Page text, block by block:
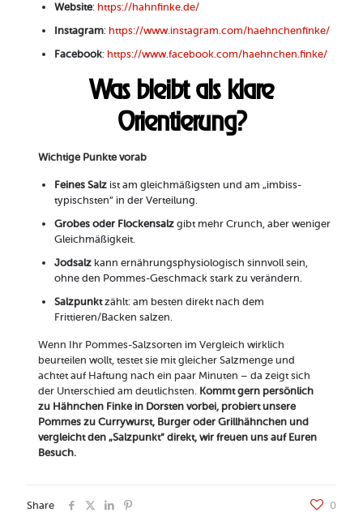
Website: https://hahnfinke.de/
Instagram: https://www.instagram.com/haehnchenfinke/
Facebook: https://www.facebook.com/haehnchen.finke/
Was bleibt als klare
Orientierung?
Wichtige Punkte vorab
Feines Salzist am gleichmäßigsten und am „imbiss-
typischsten“ in der Verteilung.
Grobes oder Flockensalzgibt mehr Crunch, aber weniger
Gleichmäßigkeit.
Jodsalzkann ernährungsphysiologisch sinnvoll sein,
ohne den Pommes-Geschmack stark zu verändern.
Salzpunktzählt: am besten direkt nach dem
Frittieren/Backen salzen.
Wenn Ihr Pommes-Salzsorten im Vergleich wirklich
beurteilen wollt, testet sie mit gleicher Salzmenge und
achtet auf Haftung nach ein paar Minuten – da zeigt sich
der Unterschied am deutlichsten. Kommt gern persönlich
zu Hähnchen Finke in Dorsten vorbei, probiert unsere
Pommes zu Currywurst, Burger oder Grillhähnchen und
vergleicht den „Salzpunkt“ direkt, wir freuen uns auf Euren
Besuch.
Share 0